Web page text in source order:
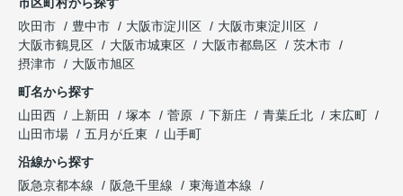
市区町村から探す
吹田市
豊中市 大阪市淀川区
大阪市東淀川区
大阪市鶴見区
大阪市城東区 大阪市都島区
茨木市
摂津市
大阪市旭区
町名から探す
山田西
上新田 塚本 菅原 下新庄 青葉丘北
末広町
山田市場
五月が丘東
山手町
沿線から探す
阪急京都本線
阪急千里線
東海道本線